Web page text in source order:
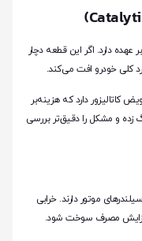
عهده دارد. اگر این قطعه دچار
کلی خودرو افت می‌کند.
کاتالیزور دارد که هزینه‌بر
و مشکل را دقیق‌تر بررسی
موتور دارند. خرابی
مصرف سوخت شود.